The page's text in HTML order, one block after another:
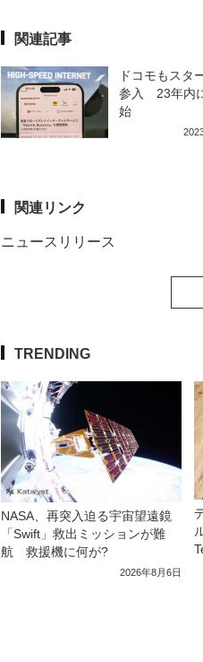
関連記事
ドコモもスタ
参入 23年内
始
関連リンク
ニュースリリース
TRENDING
NASA、再突入迫る宇宙望遠鏡
「Swift」救出ミッションが難
航 救援機に何が?
2026年8月6日